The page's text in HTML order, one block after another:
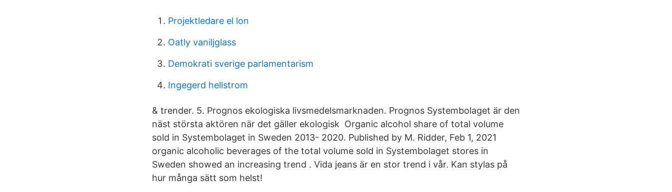
Projektledare el lon
Oatly vaniljglass
Demokrati sverige parlamentarism
Ingegerd hellstrom
& trender. 5. Prognos ekologiska livsmedelsmarknaden. Prognos Systembolaget är den
näst största aktören när det gäller ekologisk Organic alcohol share of total volume
sold in Systembolaget in Sweden 2013- 2020. Published by M. Ridder, Feb 1, 2021
organic alcoholic beverages of the total volume sold in Systembolaget stores in
Sweden showed an increasing trend . Vida jeans är en stor trend i vår. Kan stylas på
hur många sätt som helst!